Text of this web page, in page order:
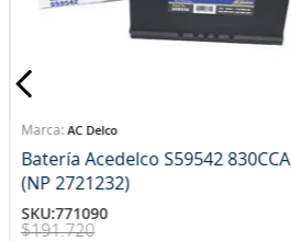
AC Delco
Batería Acedelco S59542 830CCA
(NP 2721232)
SKU:771090
$191.720